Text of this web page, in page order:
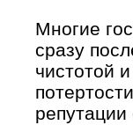
Многие
сразу
чистотой